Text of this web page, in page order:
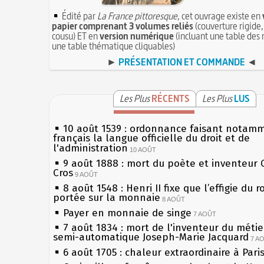
Édité parLa France pittoresque, cet ouvrage existe en
papier comprenant 3 volumes reliés(couverture
cousu) ET enversion numérique(incluant une table des
une table thématique cliquables)
► PRÉSENTATION ET COMMANDE ◄
Les PlusRÉCENTS Les PlusLUS
10 août 1539 : ordonnance faisant
français la langue officielle du droit et de
l'administration 10 AOÛT
9 août 1888 : mort du poète et inventeur
Cros 9 AOÛT
8 août 1548 : Henri II fixe que l’effigie du
portée sur la monnaie 8 AOÛT
Payer en monnaie de singe 7 AOÛT
7 août 1834 : mort de l'inventeur du
semi-automatique Joseph-Marie Jacquard 7
6 août 1705 : chaleur extraordinaire à Paris